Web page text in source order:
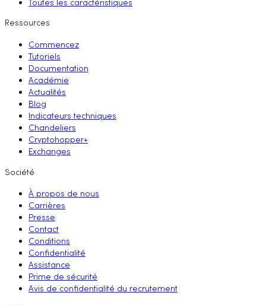
Toutes les caractéristiques
Ressources
Commencez
Tutoriels
Documentation
Académie
Actualités
Blog
Indicateurs techniques
Chandeliers
Cryptohopper+
Exchanges
Société
À propos de nous
Carrières
Presse
Contact
Conditions
Confidentialité
Assistance
Prime de sécurité
Avis de confidentialité du recrutement